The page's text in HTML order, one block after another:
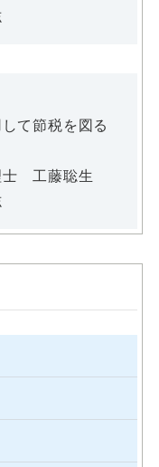
て節税を図る
士 工藤聡生